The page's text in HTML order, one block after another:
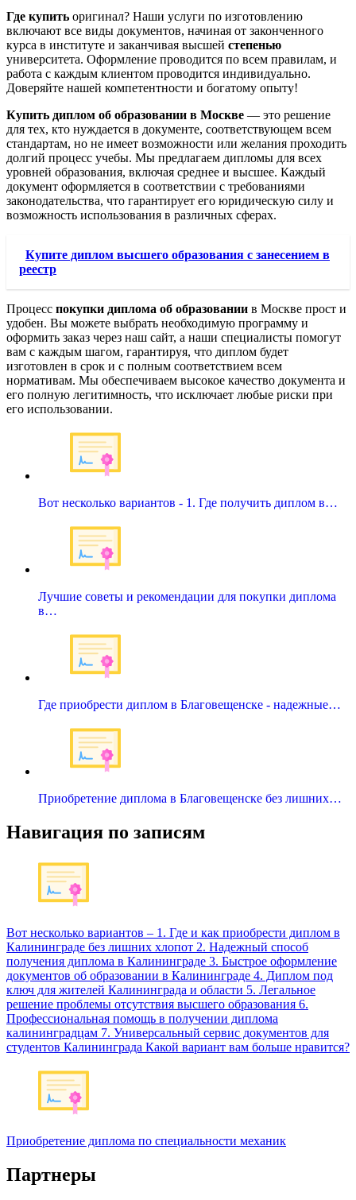
Где купить оригинал? Наши услуги по изготовлению
включают все виды документов, начиная от законченного
курса в институте и заканчивая высшей степенью
университета. Оформление проводится по всем правилам, и
работа с каждым клиентом проводится индивидуально.
Доверяйте нашей компетентности и богатому опыту!
Купить диплом об образовании в Москве — это решение
для тех, кто нуждается в документе, соответствующем всем
стандартам, но не имеет возможности или желания проходить
долгий процесс учебы. Мы предлагаем дипломы для всех
уровней образования, включая среднее и высшее. Каждый
документ оформляется в соответствии с требованиями
законодательства, что гарантирует его юридическую силу и
возможность использования в различных сферах.
Купите диплом высшего образования с занесением в
реестр
Процесс покупки диплома об образовании в Москве прост и
удобен. Вы можете выбрать необходимую программу и
оформить заказ через наш сайт, а наши специалисты помогут
вам с каждым шагом, гарантируя, что диплом будет
изготовлен в срок и с полным соответствием всем
нормативам. Мы обеспечиваем высокое качество документа и
его полную легитимность, что исключает любые риски при
его использовании.
Вот несколько вариантов - 1. Где получить диплом в…
Лучшие советы и рекомендации для покупки диплома
в…
Где приобрести диплом в Благовещенске - надежные…
Приобретение диплома в Благовещенске без лишних…
Навигация по записям
Вот несколько вариантов – 1. Где и как приобрести диплом в
Калининграде без лишних хлопот 2. Надежный способ
получения диплома в Калининграде 3. Быстрое оформление
документов об образовании в Калининграде 4. Диплом под
ключ для жителей Калининграда и области 5. Легальное
решение проблемы отсутствия высшего образования 6.
Профессиональная помощь в получении диплома
калининградцам 7. Универсальный сервис документов для
студентов Калининграда Какой вариант вам больше нравится?
Приобретение диплома по специальности механик
Партнеры